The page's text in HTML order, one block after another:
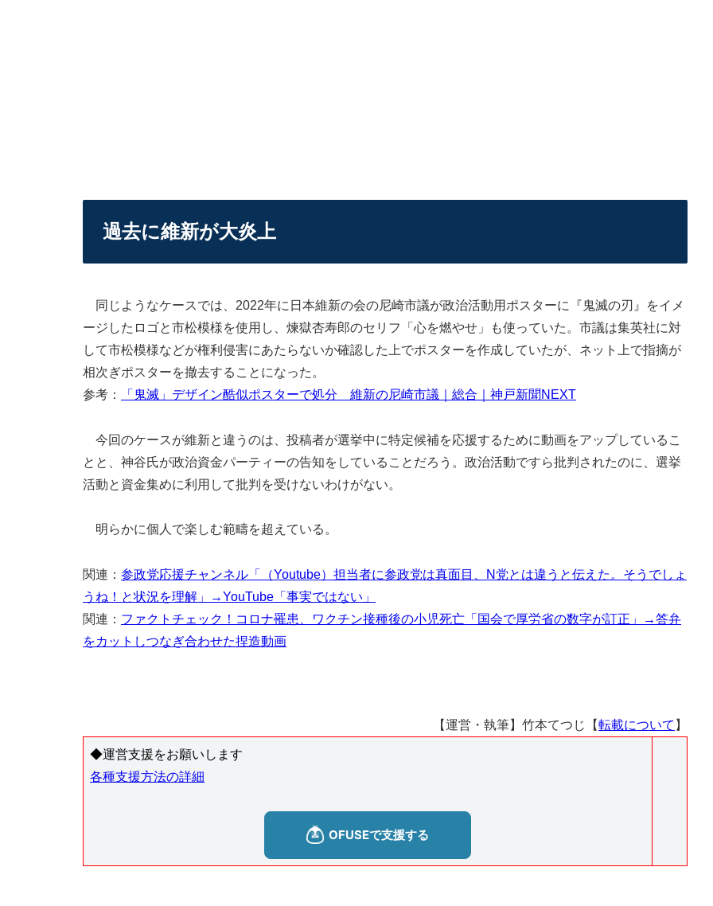
過去に維新が大炎上
同じようなケースでは、2022年に日本維新の会の尼崎市議が政治活動用ポスターに『鬼滅の刃』をイメ
ージしたロゴと市松模様を使用し、煉獄杏寿郎のセリフ「心を燃やせ」も使っていた。市議は集英社に対
して市松模様などが権利侵害にあたらないか確認した上でポスターを作成していたが、ネット上で指摘が
相次ぎポスターを撤去することになった。
参考：
「鬼滅」デザイン酷似ポスターで処分 維新の尼崎市議｜総合｜神戸新聞NEXT
今回のケースが維新と違うのは、投稿者が選挙中に特定候補を応援するために動画をアップしているこ
とと、神谷氏が政治資金パーティーの告知をしていることだろう。政治活動ですら批判されたのに、選挙
活動と資金集めに利用して批判を受けないわけがない。
明らかに個人で楽しむ範疇を超えている。
関連： 参政党応援チャンネル「（Youtube）担当者に参政党は真面目、N党とは違うと伝えた。そうでしょ
うね！と状況を理解」→YouTube「事実ではない」
関連： ファクトチェック！コロナ罹患、ワクチン接種後の小児死亡「国会で厚労省の数字が訂正」→答弁
をカットしつなぎ合わせた捏造動画
【運営・執筆】竹本てつじ【転載について 】
◆運営支援をお願いします
各種支援方法の詳細